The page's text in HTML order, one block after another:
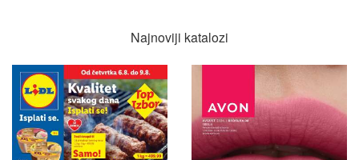
Najnoviji katalozi